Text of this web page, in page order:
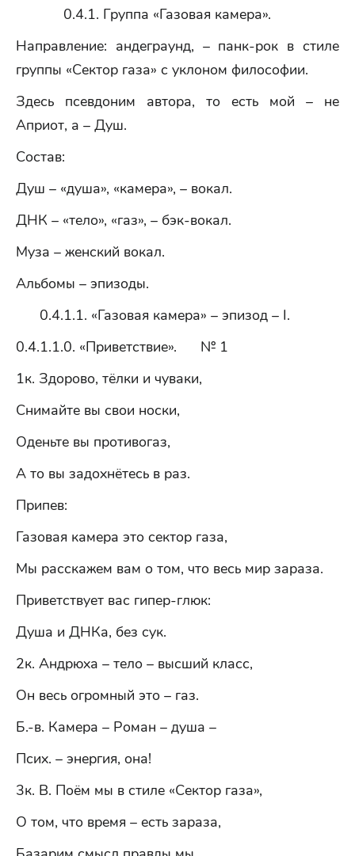
0.4.1. Группа «Газовая камера».
Направление: андеграунд, – панк-рок в стиле
группы «Сектор газа» с уклоном философии.
Здесь псевдоним автора, то есть мой – не
Априот, а – Душ.
Состав:
Душ – «душа», «камера», – вокал.
ДНК – «тело», «газ», – бэк-вокал.
Муза – женский вокал.
Альбомы – эпизоды.
0.4.1.1. «Газовая камера» – эпизод – I.
0.4.1.1.0. «Приветствие». № 1
1к. Здорово, тёлки и чуваки,
Снимайте вы свои носки,
Оденьте вы противогаз,
А то вы задохнётесь в раз.
Припев:
Газовая камера это сектор газа,
Мы расскажем вам о том, что весь мир зараза.
Приветствует вас гипер-глюк:
Душа и ДНКа, без сук.
2к. Андрюха – тело – высший класс,
Он весь огромный это – газ.
Б.-в. Камера – Роман – душа –
Псих. – энергия, она!
3к. В. Поём мы в стиле «Сектор газа»,
О том, что время – есть зараза,